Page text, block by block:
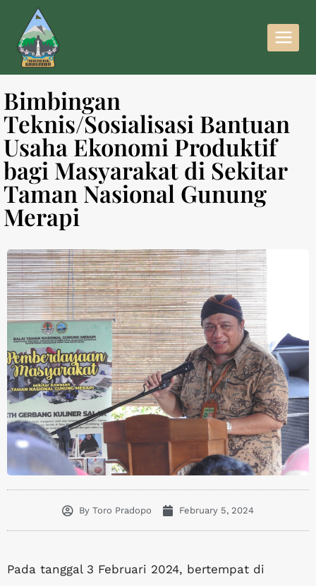
Bimbingan
Teknis/Sosialisasi Bantuan
Usaha Ekonomi Produktif
bagi Masyarakat di Sekitar
Taman Nasional Gunung
Merapi
By Toro Pradopo February 5, 2024
Pada tanggal 3 Februari 2024, bertempat di